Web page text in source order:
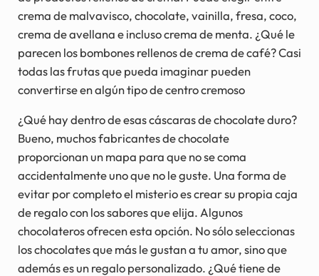
crema de malvavisco, chocolate, vainilla, fresa, coco,
crema de avellana e incluso crema de menta. ¿Qué le
parecen los bombones rellenos de crema de café? Casi
todas las frutas que pueda imaginar pueden
convertirse en algún tipo de centro cremoso
¿Qué hay dentro de esas cáscaras de chocolate duro?
Bueno, muchos fabricantes de chocolate
proporcionan un mapa para que no se coma
accidentalmente uno que no le guste. Una forma de
evitar por completo el misterio es crear su propia caja
de regalo con los sabores que elija. Algunos
chocolateros ofrecen esta opción. No sólo seleccionas
los chocolates que más le gustan a tu amor, sino que
además es un regalo personalizado. ¿Qué tiene de